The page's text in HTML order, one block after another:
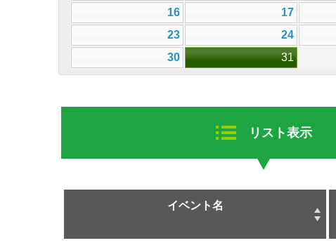
16
17
23
24
30
31
リスト表示
イベント名